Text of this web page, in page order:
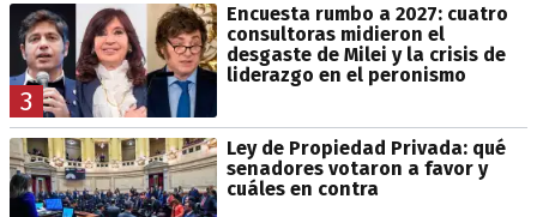
3
Encuesta rumbo a 2027: cuatro
consultoras midieron el
desgaste de Milei y la crisis de
liderazgo en el peronismo
Ley de Propiedad Privada: qué
senadores votaron a favor y
cuáles en contra